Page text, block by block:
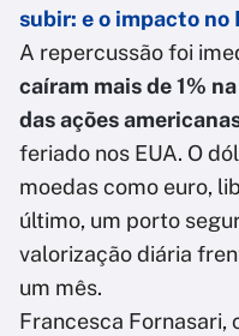
subir: e o impacto no
A repercussão foi
caíram mais de 1%
das ações
feriado nos EUA. O
moedas como euro,
último, um porto
valorização diária
um mês.
Francesca Fornasari,